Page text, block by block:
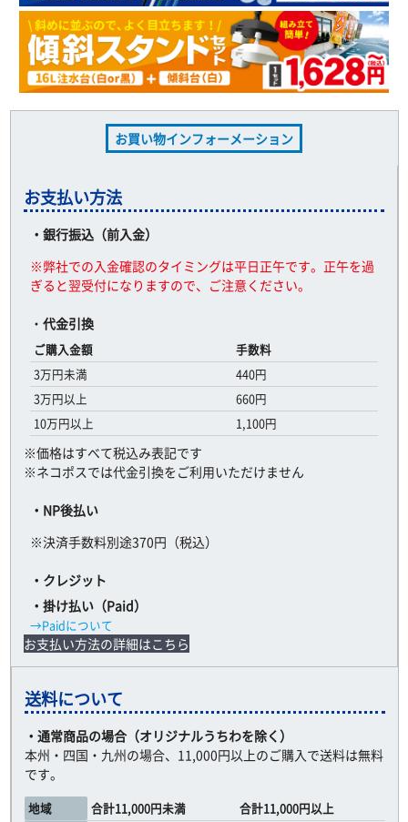
お買い物インフォーメーション
お支払い方法
・銀行振込（前入金）
※弊社での入金確認のタイミングは平日正午です。正午を過
ぎると翌受付になりますので、ご注意ください。
・ 代金引換
ご購入金額
手数料
3万円未満
440円
3万円以上
660円
10万円以上
1,100円
※価格はすべて税込み表記です
※ネコポスでは代金引換をご利用いただけません
・NP後払い
※決済手数料別途370円（税込）
・クレジット
・掛け払い（Paid）
→Paidについて
お支払い方法の詳細はこちら
送料について
・通常商品の場合（オリジナルうちわを除く）
本州・四国・九州の場合、11,000円以上のご購入で送料は無料
です。
地域 合計11,000円未満
合計11,000円以上